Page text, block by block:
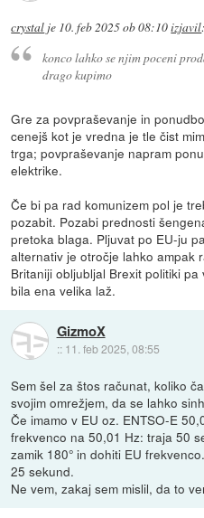
crystal je 10. feb 2025 ob 08:10izjavil:
konco lahko se njim poceni
drago kupimo
Gre za povpraševanje in
cenejš kot je vredna je tle čist
trga; povpraševanje napram
elektrike.
Če bi pa rad komunizem pol je
pozabit. Pozabi prednosti
pretoka blaga. Pljuvat po EU-ju
alternativ je otročje lahko ampak
Britaniji obljubljal Brexit politiki
bila ena velika laž.
GizmoX
:: 11. feb 2025, 08:55
Sem šel za štos računat, koliko
svojim omrežjem, da se lahko
Če imamo v EU oz. ENTSO-E
frekvenco na 50,01 Hz: traja 50
zamik 180° in dohiti EU
25 sekund.
Ne vem, zakaj sem mislil, da to